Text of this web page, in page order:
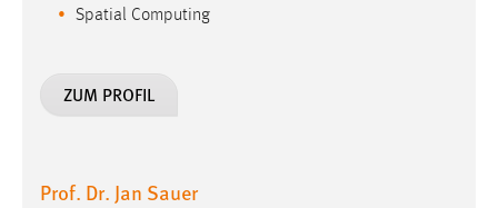
Spatial Computing
ZUM PROFIL
Prof. Dr. Jan Sauer